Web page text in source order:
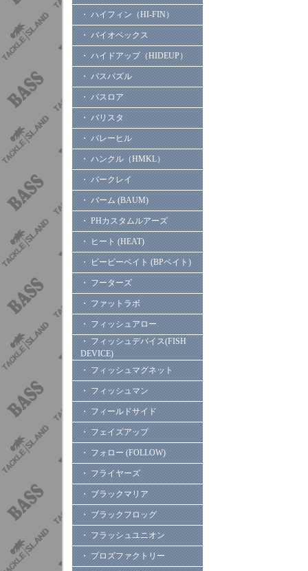
・ ハイフィン（HI-FIN）
・ バイオベックス
・ ハイドアップ（HIDEUP）
・ バスパズル
・ バスロア
・ バリスタ
・ バレーヒル
・ ハンクル（HMKL）
・ バークレイ
・ バーム (BAUM)
・ PHカスタムルアーズ
・ ヒート (HEAT)
・ ビーピーベイト (BPベイト)
・ フーターズ
・ ファットラボ
・ フィッシュアロー
・ フィッシュデバイス(FISH
DEVICE)
・ フィッシュマグネット
・ フィッシュマン
・ フィールドサイド
・ フェイズアップ
・ フォロー (FOLLOW)
・ フライヤーズ
・ ブラックマリア
・ ブラックフロッグ
・ フラッシュユニオン
・ プロズファクトリー